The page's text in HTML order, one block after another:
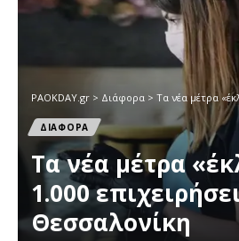
PAOKDAY.gr > Διάφορα > Τα νέα μέτρα «έκλεισαν»
ΔΙΑΦΟΡΑ
Τα νέα μέτρα
1.000
Θεσσαλονίκη